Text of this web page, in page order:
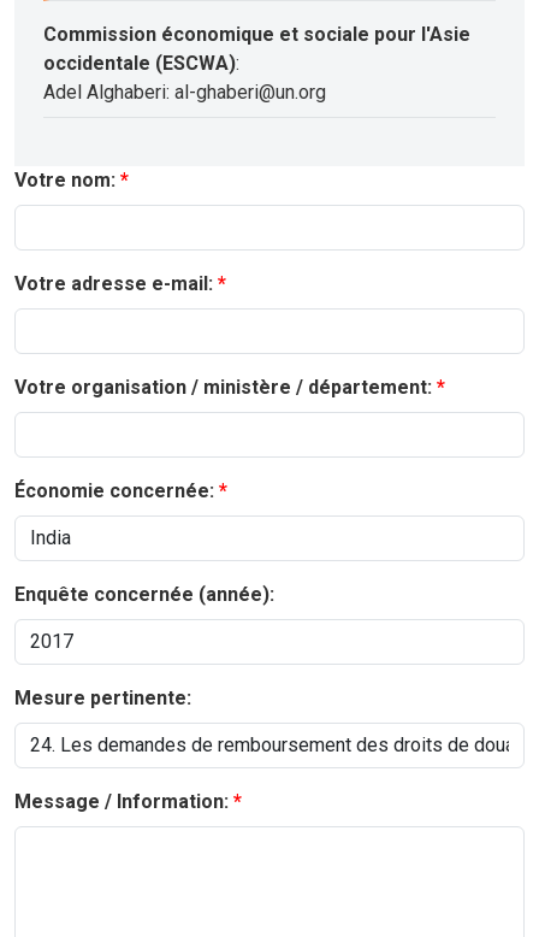
Commission économique et sociale pour l'Asie
occidentale (ESCWA):
Adel Alghaberi: al-ghaberi@un.org
Votre nom:
Votre adresse e-mail:
Votre organisation / ministère / département:
Économie concernée:
Enquête concernée (année):
Mesure pertinente:
Message / Information: